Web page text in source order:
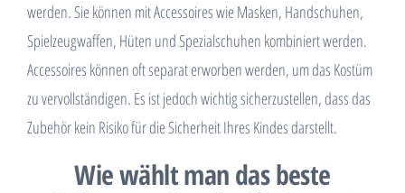
werden. Sie können mit Accessoires wie Masken, Handschuhen,
Spielzeugwaffen, Hüten und Spezialschuhen kombiniert werden.
Accessoires können oft separat erworben werden, um das Kostüm
zu vervollständigen. Es ist jedoch wichtig sicherzustellen, dass das
Zubehör kein Risiko für die Sicherheit Ihres Kindes darstellt.
Wie wählt man das beste